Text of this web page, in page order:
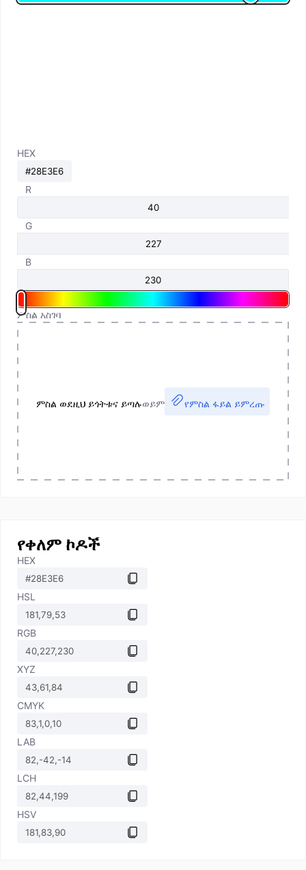
HEX
R
G
B
ምስል አስገባ
ምስል ወደዚህ ይጎትቱና ይጣሉወይም የምስል ፋይል ይምረጡ
የቀለም ኮዶች
HEX
HSL
RGB
XYZ
CMYK
LAB
LCH
HSV